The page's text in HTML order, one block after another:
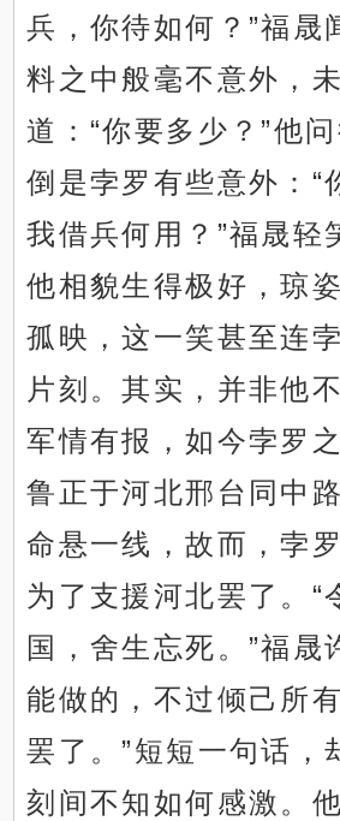
兵，你待如何？”福晟
料之中般毫不意外，
道：“你要多少？”他
倒是孛罗有些意外：“
我借兵何用？”福晟轻
他相貌生得极好，琼
孤映，这一笑甚至连
片刻。其实，并非他
军情有报，如今孛罗
鲁正于河北邢台同中
命悬一线，故而，孛
为了支援河北罢了。“
国，舍生忘死。”福晟
能做的，不过倾己所
罢了。”短短一句话，
刻间不知如何感激。